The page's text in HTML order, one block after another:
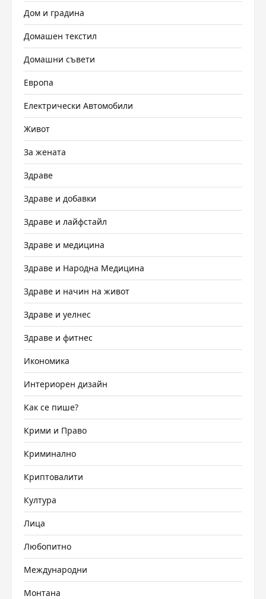
Дом и градина
Домашен текстил
Домашни съвети
Европа
Електрически Автомобили
Живот
За жената
Здраве
Здраве и добавки
Здраве и лайфстайл
Здраве и медицина
Здраве и Народна Медицина
Здраве и начин на живот
Здраве и уелнес
Здраве и фитнес
Икономика
Интериорен дизайн
Как се пише?
Крими и Право
Криминално
Криптовалити
Култура
Лица
Любопитно
Международни
Монтана